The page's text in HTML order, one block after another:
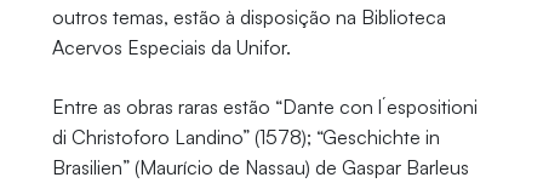
outros temas, estão à disposição na Biblioteca
Acervos Especiais da Unifor.
Entre as obras raras estão “Dante con l´espositioni
di Christoforo Landino” (1578); “Geschichte in
Brasilien” (Maurício de Nassau) de Gaspar Barleus